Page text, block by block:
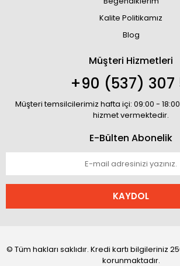
Kalite Politikamız
Blog
Müşteri Hizmetleri
+90 (537) 307
Müşteri temsilcilerimiz hafta içi: 09:00 -
hizmet vermektedir.
E-Bülten Abonelik
KAYDOL
© Tüm hakları saklıdır. Kredi kartı bilgileriniz
korunmaktadır.